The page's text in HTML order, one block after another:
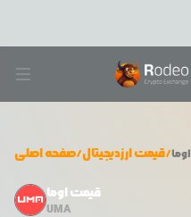
صفحه اصلی/قیمت ارزدیجیتال/اوما
قیمت اوما
UMA